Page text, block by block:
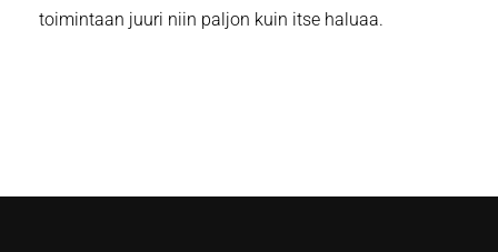
toimintaan juuri niin paljon kuin itse haluaa.